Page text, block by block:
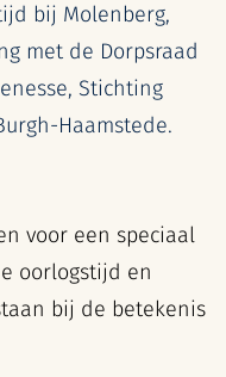
bij Molenberg,
met de Dorpsraad
Stichting
Haamstede.
voor een speciaal
oorlogstijd en
bij de betekenis